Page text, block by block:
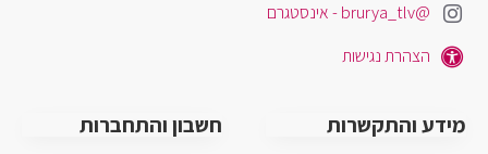
@brurya_tlv - אינסטגרם
הצהרת נגישות
מידע והתקשרות חשבון והתחברות